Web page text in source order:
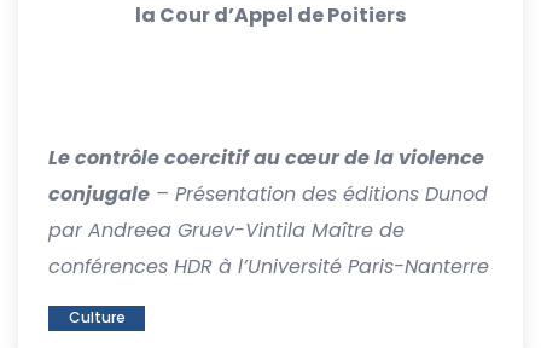
la Cour d’Appel de Poitiers
Le contrôle coercitif au cœur de la violence
conjugale – Présentation des éditions Dunod
par Andreea Gruev-Vintila Maître de
conférences HDR à l’Université Paris-Nanterre
Culture